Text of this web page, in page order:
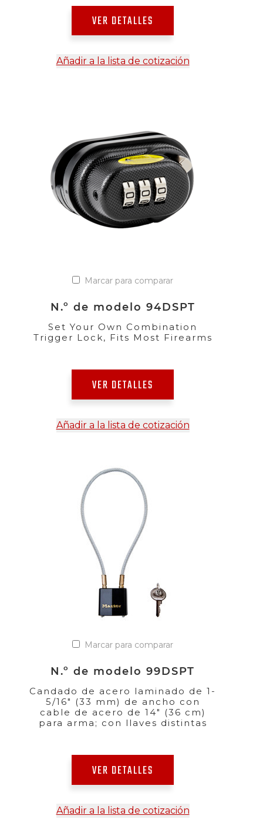
VER DETALLES
Añadir a la lista de cotización
Marcar para comparar
N.º de modelo 94DSPT
Set Your Own Combination
Trigger Lock, Fits Most Firearms
VER DETALLES
Añadir a la lista de cotización
Marcar para comparar
N.º de modelo 99DSPT
Candado de acero laminado de 1-
5/16" (33 mm) de ancho con
cable de acero de 14" (36 cm)
para arma; con llaves distintas
VER DETALLES
Añadir a la lista de cotización